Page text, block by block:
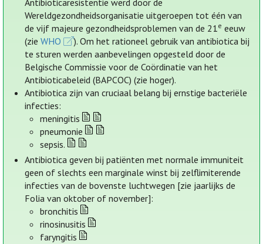
Antibioticaresistentie werd door de
Wereldgezondheidsorganisatie uitgeroepen tot één van
de vijf majeure gezondheidsproblemen van de 21e eeuw
(zieWHO
). Om het rationeel gebruik van antibiotica bij
te sturen werden aanbevelingen opgesteld door de
Belgische Commissie voor de Coördinatie van het
Antibioticabeleid (BAPCOC) (zie hoger).
Antibiotica zijn van cruciaal belang bij ernstige bacteriële
infecties:
meningitis
pneumonie
sepsis.
Antibiotica geven bij patiënten met normale immuniteit
geen of slechts een marginale winst bij zelflimiterende
infecties van de bovenste luchtwegen [zie jaarlijks de
Folia van oktober of november]:
bronchitis
rinosinusitis
faryngitis